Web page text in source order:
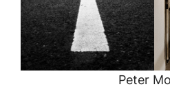
Peter